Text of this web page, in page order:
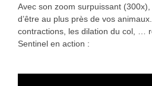
Avec son zoom surpuissant
d’être au plus près de vos
contractions, les dilation du col, …
Sentinel en action :